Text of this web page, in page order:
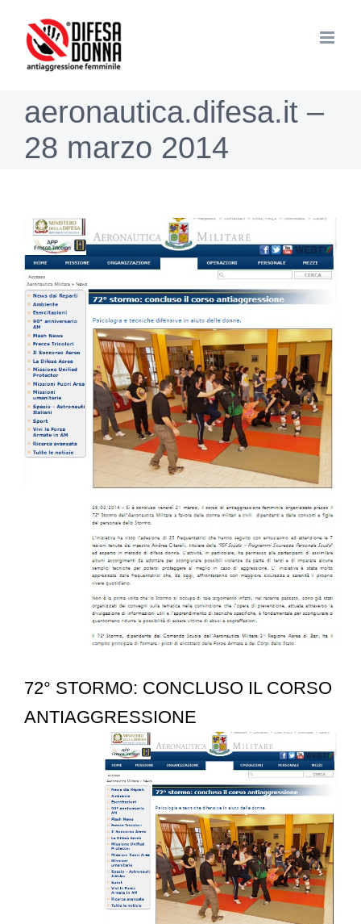
contenuto
aeronautica.difesa.it –
28 marzo 2014
Ingrandisci
immagine
72° STORMO: CONCLUSO IL CORSO
ANTIAGGRESSIONE